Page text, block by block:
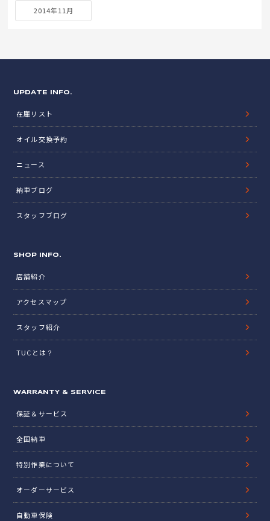
2014年11月
UPDATE INFO.
在庫リスト
オイル交換予約
ニュース
納車ブログ
スタッフブログ
SHOP INFO.
店舗紹介
アクセスマップ
スタッフ紹介
TUCとは？
WARRANTY & SERVICE
保証＆サービス
全国納車
特別作業について
オーダーサービス
自動車保険